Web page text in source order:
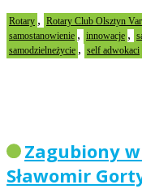
Rotary , Rotary Club Olsztyn
samostanowienie , innowacje ,
samodzielneżycie , self adwokaci
Zagubiony
Sławomir